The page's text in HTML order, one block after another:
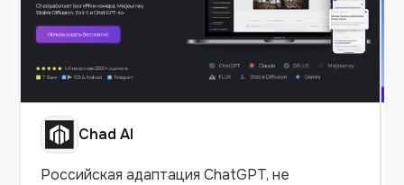
Chad AI
Российская адаптация ChatGPT, не